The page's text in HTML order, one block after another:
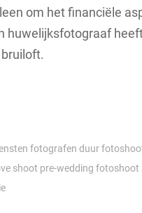
om het financiële
huwelijksfotograaf
fotografen duur
shoot pre-wedding fotoshoot